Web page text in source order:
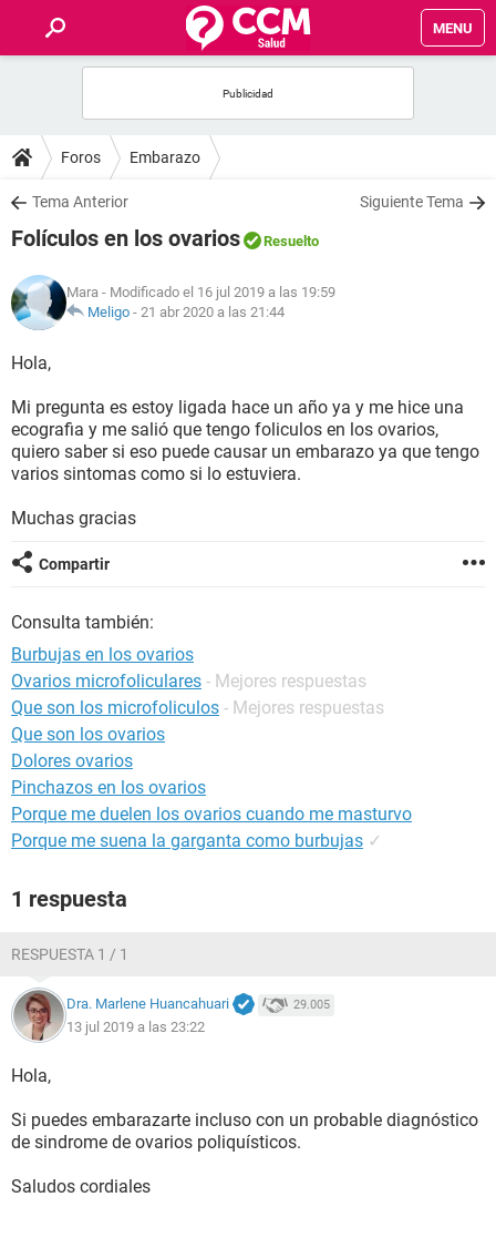
MENU
FOROS
SALUD
NUTRICIÓN
BIENESTAR
SEXUALIDAD
GLOSARIO
Foros Embarazo
Tema Anterior Siguiente Tema
Folículos en los ovarios Resuelto
Mara - Modificado el 16 jul 2019 a las 19:59
Meligo - 21 abr 2020 a las 21:44
Hola,
Mi pregunta es estoy ligada hace un año ya y me hice una
ecografia y me salió que tengo foliculos en los ovarios,
quiero saber si eso puede causar un embarazo ya que tengo
varios sintomas como si lo estuviera.
Muchas gracias
Compartir
Consulta también:
Burbujas en los ovarios
Ovarios microfoliculares - Mejores respuestas
Que son los microfoliculos - Mejores respuestas
Que son los ovarios
Dolores ovarios
Pinchazos en los ovarios
Porque me duelen los ovarios cuando me masturvo
Porque me suena la garganta como burbujas ✓
1 respuesta
RESPUESTA 1 / 1
Dra. Marlene Huancahuari 29.005
13 jul 2019 a las 23:22
Hola,
Si puedes embarazarte incluso con un probable diagnóstico
de sindrome de ovarios poliquísticos.
Saludos cordiales